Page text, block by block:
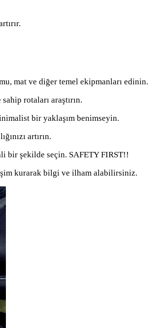
mat ve diğer temel ekipmanları edinin.
rotaları araştırın.
bir yaklaşım benimseyin.
artırın.
bir şekilde seçin. SAFETY FIRST!!
kurarak bilgi ve ilham alabilirsiniz.